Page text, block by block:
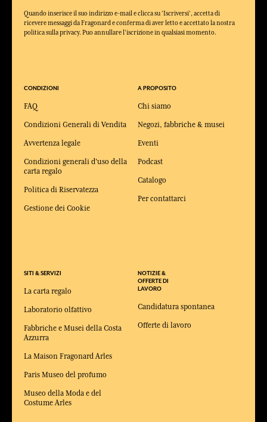
Quando inserisce il suo indirizzo e-mail e clicca su 'Iscriversi', accetta di
ricevere messaggi da Fragonard e conferma di aver letto e accettato la nostra
politica sulla privacy. Puo annullare l'iscrizione in qualsiasi momento.
CONDIZIONI
FAQ
Condizioni Generali di Vendita
Avvertenza legale
Condizioni generali d'uso della
carta regalo
Politica di Riservatezza
Gestione dei Cookie
SITI & SERVIZI
La carta regalo
Laboratorio olfattivo
Fabbriche e Musei della Costa
Azzurra
La Maison Fragonard Arles
Paris Museo del profumo
Museo della Moda e del
Costume Arles
A PROPOSITO
Chi siamo
Negozi, fabbriche & musei
Eventi
Podcast
Catalogo
Per contattarci
NOTIZIE &
OFFERTE DI
LAVORO
Candidatura spontanea
Offerte di lavoro